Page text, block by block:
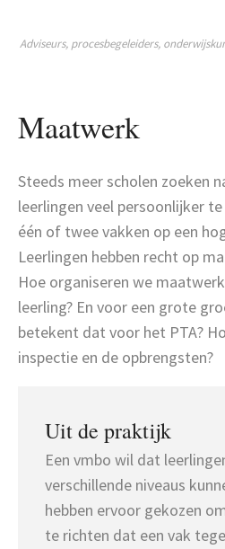
Adviseurs, procesbegeleiders,
Maatwerk
Steeds meer scholen zoeken
leerlingen veel persoonlijker
één of twee vakken op een
Leerlingen hebben recht op
Hoe organiseren we
leerling? En voor een grote
betekent dat voor het PTA?
inspectie en de opbrengsten?
Uit de praktijk
Een vmbo wil dat
verschillende niveaus
hebben ervoor gekozen
te richten dat een vak